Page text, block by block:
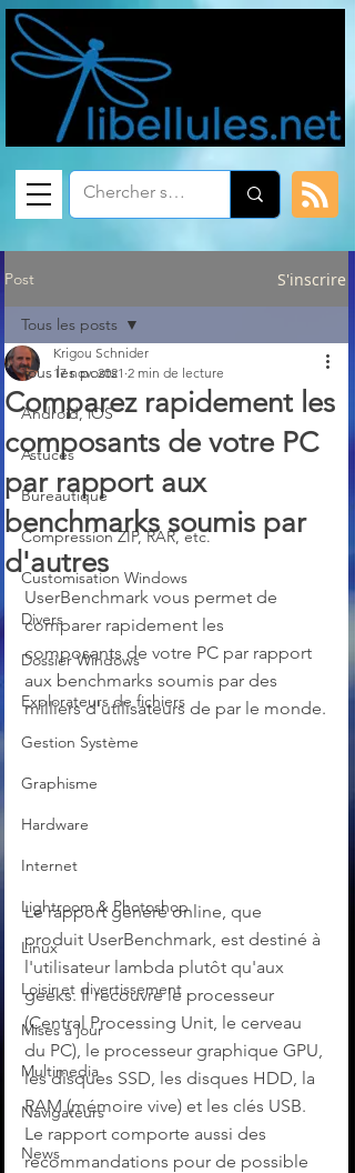
Post S'inscrire
Tous les posts
Android, iOS
Astuces
Bureautique
Compression ZIP, RAR, etc.
Customisation Windows
Divers
Dossier Windows
Explorateurs de fichiers
Gestion Système
Graphisme
Hardware
Internet
Lightroom & Photoshop
Linux
Loisir et divertissement
Mises à jour
Multimedia
Navigateurs
News
Tous les posts
Comparez rapidement les
composants de votre PC
par rapport aux
benchmarks soumis par
d'autres
Krigou Schnider
17 nov. 2021 2 min de lecture
UserBenchmark vous permet de
comparer rapidement les
composants de votre PC par rapport
aux benchmarks soumis par des
milliers d'utilisateurs de par le monde.
Le rapport généré online, que
produit UserBenchmark, est destiné à
l'utilisateur lambda plutôt qu'aux
geeks. Il recouvre le processeur
(Central Processing Unit, le cerveau
du PC), le processeur graphique GPU,
les disques SSD, les disques HDD, la
RAM (mémoire vive) et les clés USB.
Le rapport comporte aussi des
recommandations pour de possible